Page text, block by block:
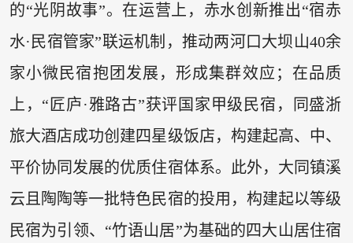
的“光阴故事”。在运营上，赤水创新推出“宿赤
水·民宿管家”联运机制，推动两河口大坝山40余
家小微民宿抱团发展，形成集群效应；在品质
上，“匠庐·雅路古”获评国家甲级民宿，同盛浙
旅大酒店成功创建四星级饭店，构建起高、中、
平价协同发展的优质住宿体系。此外，大同镇溪
云且陶陶等一批特色民宿的投用，构建起以等级
民宿为引领、“竹语山居”为基础的四大山居住宿